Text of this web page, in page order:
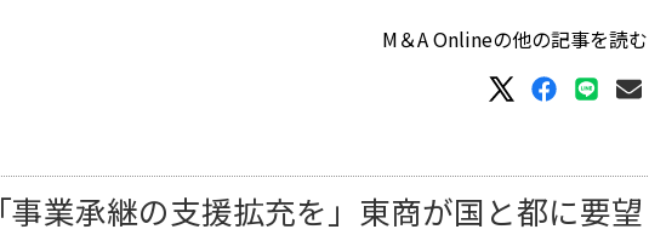
M＆A Onlineの他の記事を読む
「事業承継の支援拡充を」東商が国と都に要望